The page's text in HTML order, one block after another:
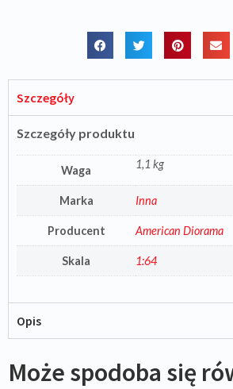
Szczegóły
Szczegóły produktu
Waga 1,1 kg
Marka Inna
Producent American Diorama
Skala 1:64
Opis
Może spodoba się